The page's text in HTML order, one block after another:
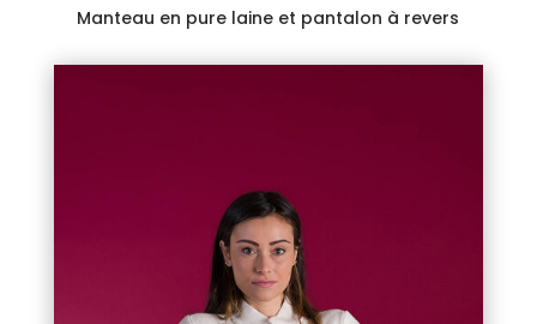
Manteau en pure laine et pantalon à revers